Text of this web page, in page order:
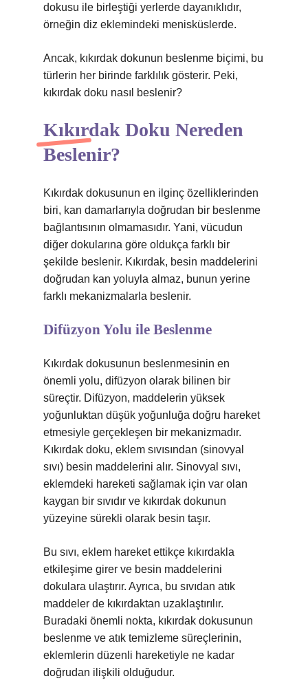
dokusu ile birleştiği yerlerde dayanıklıdır,
örneğin diz eklemindeki menisküslerde.
Ancak, kıkırdak dokunun beslenme biçimi, bu
türlerin her birinde farklılık gösterir. Peki,
kıkırdak doku nasıl beslenir?
Kıkırdak Doku Nereden
Beslenir?
Kıkırdak dokusunun en ilginç özelliklerinden
biri, kan damarlarıyla doğrudan bir beslenme
bağlantısının olmamasıdır. Yani, vücudun
diğer dokularına göre oldukça farklı bir
şekilde beslenir. Kıkırdak, besin maddelerini
doğrudan kan yoluyla almaz, bunun yerine
farklı mekanizmalarla beslenir.
Difüzyon Yolu ile Beslenme
Kıkırdak dokusunun beslenmesinin en
önemli yolu, difüzyon olarak bilinen bir
süreçtir. Difüzyon, maddelerin yüksek
yoğunluktan düşük yoğunluğa doğru hareket
etmesiyle gerçekleşen bir mekanizmadır.
Kıkırdak doku, eklem sıvısından (sinovyal
sıvı) besin maddelerini alır. Sinovyal sıvı,
eklemdeki hareketi sağlamak için var olan
kaygan bir sıvıdır ve kıkırdak dokunun
yüzeyine sürekli olarak besin taşır.
Bu sıvı, eklem hareket ettikçe kıkırdakla
etkileşime girer ve besin maddelerini
dokulara ulaştırır. Ayrıca, bu sıvıdan atık
maddeler de kıkırdaktan uzaklaştırılır.
Buradaki önemli nokta, kıkırdak dokusunun
beslenme ve atık temizleme süreçlerinin,
eklemlerin düzenli hareketiyle ne kadar
doğrudan ilişkili olduğudur.